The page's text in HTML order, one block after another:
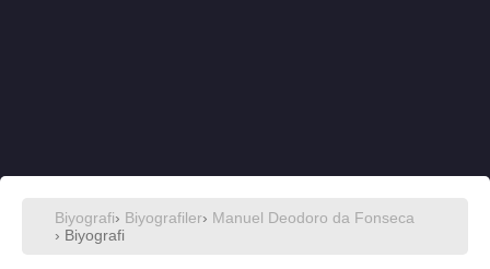
Biyografi› Biyografiler› Manuel Deodoro da Fonseca
› Biyografi